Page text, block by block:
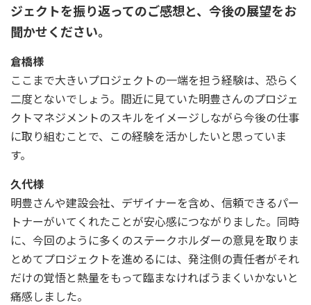
ジェクトを振り返ってのご感想と、今後の展望をお
聞かせください。
倉橋様
ここまで大きいプロジェクトの一端を担う経験は、恐らく
二度とないでしょう。間近に見ていた明豊さんのプロジェ
クトマネジメントのスキルをイメージしながら今後の仕事
に取り組むことで、この経験を活かしたいと思っていま
す。
久代様
明豊さんや建設会社、デザイナーを含め、信頼できるパー
トナーがいてくれたことが安心感につながりました。同時
に、今回のように多くのステークホルダーの意見を取りま
とめてプロジェクトを進めるには、発注側の責任者がそれ
だけの覚悟と熱量をもって臨まなければうまくいかないと
痛感しました。